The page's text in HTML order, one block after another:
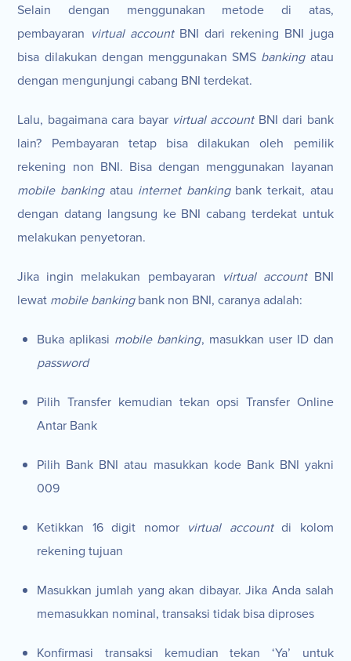
Selain dengan menggunakan metode di atas,
pembayaran virtual accountBNI dari rekening BNI juga
bisa dilakukan dengan menggunakan SMS bankingatau
dengan mengunjungi cabang BNI terdekat.
Lalu, bagaimana cara bayar virtual accountBNI dari bank
lain? Pembayaran tetap bisa dilakukan oleh pemilik
rekening non BNI. Bisa dengan menggunakan layanan
mobile bankingatau internet bankingbank terkait, atau
dengan datang langsung ke BNI cabang terdekat untuk
melakukan penyetoran.
Jika ingin melakukan pembayaran virtual accountBNI
lewat mobile bankingbank non BNI, caranya adalah:
Buka aplikasi mobile banking, masukkan user ID dan
password
Pilih Transfer kemudian tekan opsi Transfer Online
Antar Bank
Pilih Bank BNI atau masukkan kode Bank BNI yakni
009
Ketikkan 16 digit nomor virtual accountdi kolom
rekening tujuan
Masukkan jumlah yang akan dibayar. Jika Anda salah
memasukkan nominal, transaksi tidak bisa diproses
Konfirmasi transaksi kemudian tekan ‘Ya’ untuk